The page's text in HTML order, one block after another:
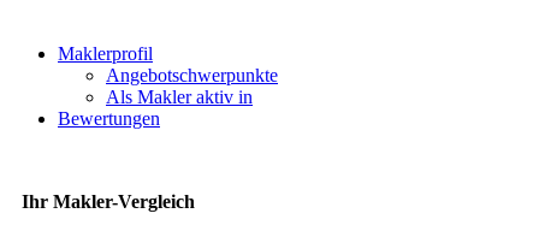
Maklerprofil
Angebotschwerpunkte
Als Makler aktiv in
Bewertungen
Ihr Makler-Vergleich